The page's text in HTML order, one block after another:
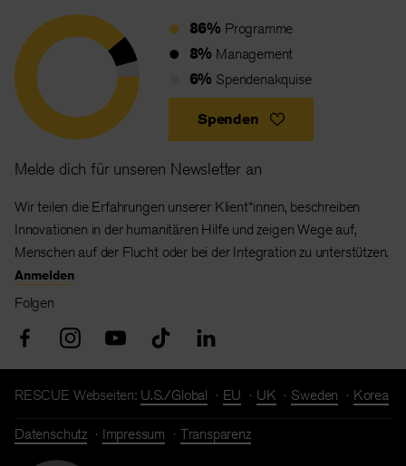
86% Programme
8% Management
6% Spendenakquise
Spenden
Melde dich für unseren Newsletter an
Wir teilen die Erfahrungen unserer Klient*innen, beschreiben
Innovationen in der humanitären Hilfe und zeigen Wege auf,
Menschen auf der Flucht oder bei der Integration zu unterstützen.
Anmelden
Folgen
RESCUE Webseiten: U.S./Global EU UK Sweden Korea
Datenschutz Impressum Transparenz